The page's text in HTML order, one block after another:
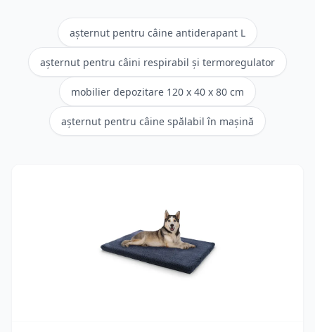
așternut pentru câine antiderapant L
așternut pentru câini respirabil și termoregulator
mobilier depozitare 120 x 40 x 80 cm
așternut pentru câine spălabil în mașină